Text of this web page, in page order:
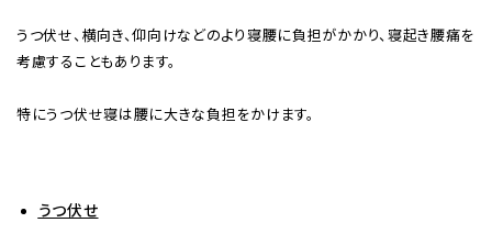
うつ伏せ、横向き、仰向けなどのより寝腰に負担がかかり、寝起き腰痛を
考慮することもあります。
特にうつ伏せ寝は腰に大きな負担をかけます。
うつ伏せ